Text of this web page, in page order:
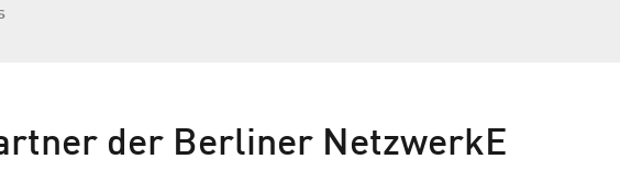
der Berliner NetzwerkE